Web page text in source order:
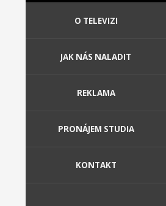
O TELEVIZI
JAK NÁS NALADIT
REKLAMA
PRONÁJEM STUDIA
KONTAKT